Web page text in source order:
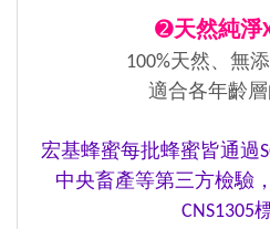
➋天然純淨
100%天然、無
適合各年齡層
宏基蜂蜜每批蜂蜜皆通過
中央畜產等第三方檢驗
CNS1305